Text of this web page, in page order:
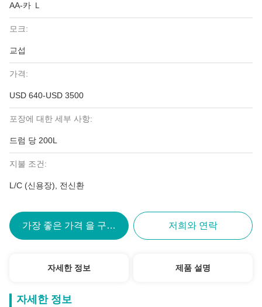
AA-카 Ｌ
모크:
교섭
가격:
USD 640-USD 3500
포장에 대한 세부 사항:
드럼 당 200L
지불 조건:
L/C (신용장), 전신환
가장 좋은 가격 을 구하라 저희와 연락
자세한 정보 제품 설명
자세한 정보